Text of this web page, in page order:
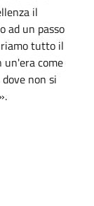
il
ad un passo
tutto il
un'era come
non si